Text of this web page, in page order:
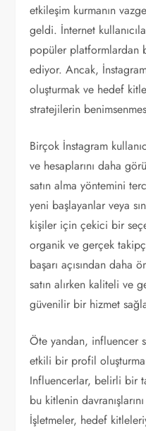
etkileşim kurmanın
geldi. İnternet
popüler platformlardan
ediyor. Ancak,
oluşturmak ve hedef
stratejilerin
Birçok İnstagram
ve hesaplarını daha
satın alma yöntemini
yeni başlayanlar veya
kişiler için çekici bir
organik ve gerçek
başarı açısından daha
satın alırken kaliteli ve
güvenilir bir hizmet
Öte yandan, influencer
etkili bir profil
Influencerlar, belirli bir
bu kitlenin
İşletmeler, hedef